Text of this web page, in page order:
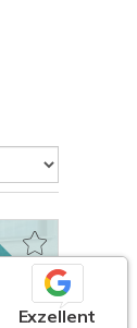
Exzellent